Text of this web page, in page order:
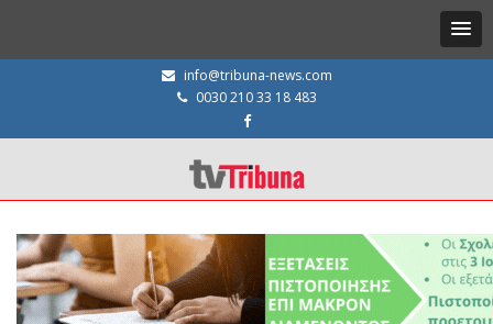
info@tribuna-news.com
0030 210 33 18 483